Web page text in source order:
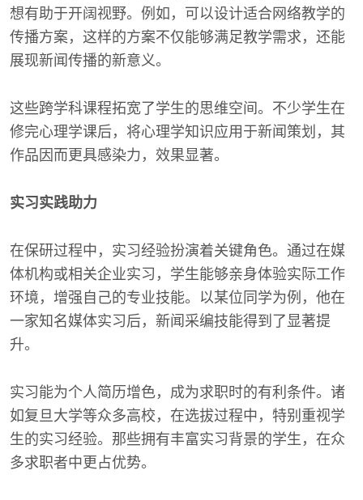
想有助于开阔视野。例如，可以设计适合网络教学的
传播方案，这样的方案不仅能够满足教学需求，还能
展现新闻传播的新意义。
这些跨学科课程拓宽了学生的思维空间。不少学生在
修完心理学课后，将心理学知识应用于新闻策划，其
作品因而更具感染力，效果显著。
实习实践助力
在保研过程中，实习经验扮演着关键角色。通过在媒
体机构或相关企业实习，学生能够亲身体验实际工作
环境，增强自己的专业技能。以某位同学为例，他在
一家知名媒体实习后，新闻采编技能得到了显著提
升。
实习能为个人简历增色，成为求职时的有利条件。诸
如复旦大学等众多高校，在选拔过程中，特别重视学
生的实习经验。那些拥有丰富实习背景的学生，在众
多求职者中更占优势。